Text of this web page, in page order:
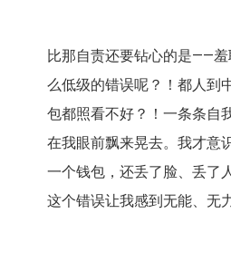
比那自责还要钻心的是——
么低级的错误呢？！都人到
包都照看不好？！一条条自
在我眼前飘来晃去。我才意
一个钱包，还丢了脸、丢了
这个错误让我感到无能、无